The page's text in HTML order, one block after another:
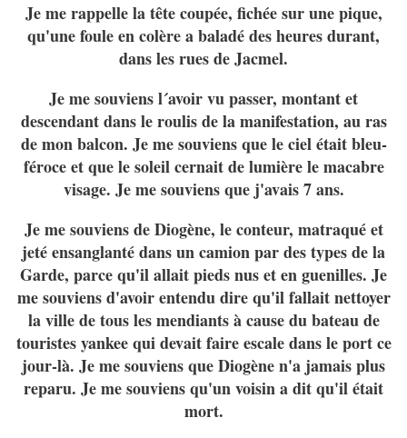
Je me rappelle la tête coupée, fichée sur une pique,
qu'une foule en colère a baladé des heures durant,
dans les rues de Jacmel.
Je me souviens l´avoir vu passer, montant et
descendant dans le roulis de la manifestation, au ras
de mon balcon. Je me souviens que le ciel était bleu-
féroce et que le soleil cernait de lumière le macabre
visage. Je me souviens que j'avais 7 ans.
Je me souviens de Diogène, le conteur, matraqué et
jeté ensanglanté dans un camion par des types de la
Garde, parce qu'il allait pieds nus et en guenilles. Je
me souviens d'avoir entendu dire qu'il fallait nettoyer
la ville de tous les mendiants à cause du bateau de
touristes yankee qui devait faire escale dans le port ce
jour-là. Je me souviens que Diogène n'a jamais plus
reparu. Je me souviens qu'un voisin a dit qu'il était
mort.